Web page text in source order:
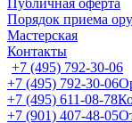
Публичная оферта
Порядок приема
Мастерская
Контакты
+7 (495) 792-30-06
+7 (495) 792-30-06
+7 (495) 611-08-78
+7 (901) 407-48-05